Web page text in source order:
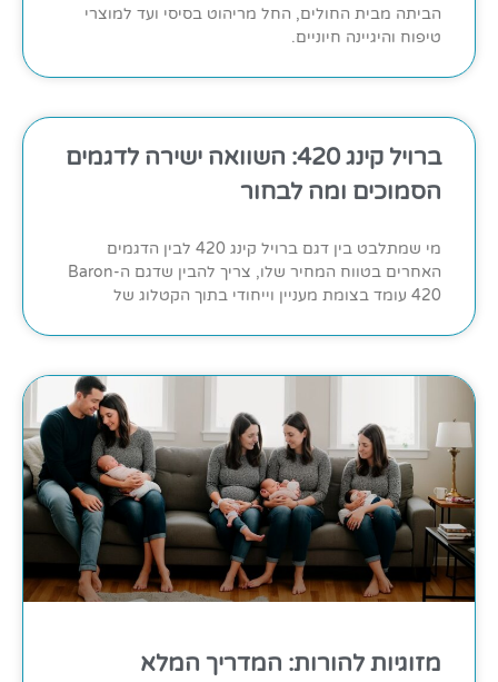
הביתה מבית החולים, החל מריהוט בסיסי ועד למוצרי
טיפוח והיגיינה חיוניים.
ברויל קינג 420: השוואה ישירה לדגמים
הסמוכים ומה לבחור
מי שמתלבט בין דגם ברויל קינג 420 לבין הדגמים
האחרים בטווח המחיר שלו, צריך להבין שדגם ה-Baron
420 עומד בצומת מעניין וייחודי בתוך הקטלוג של
מזוגיות להורות: המדריך המלא